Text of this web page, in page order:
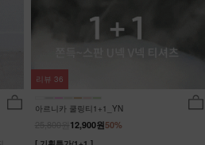
아르니카 쿨링티1+1_YN
50%
12,900원
리뷰 36